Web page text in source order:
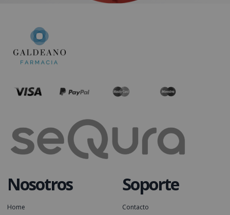
Nosotros
Home
Soporte
Contacto